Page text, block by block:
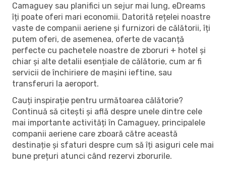
Camaguey sau planifici un sejur mai lung, eDreams
îți poate oferi mari economii. Datorită rețelei noastre
vaste de companii aeriene și furnizori de călătorii, îți
putem oferi, de asemenea, oferte de vacanță
perfecte cu pachetele noastre de zboruri + hotel și
chiar și alte detalii esențiale de călătorie, cum ar fi
servicii de închiriere de mașini ieftine, sau
transferuri la aeroport.
Cauți inspirație pentru următoarea călătorie?
Continuă să citești și află despre unele dintre cele
mai importante activități în Camaguey, principalele
companii aeriene care zboară către această
destinație și sfaturi despre cum să îți asiguri cele mai
bune prețuri atunci când rezervi zborurile.